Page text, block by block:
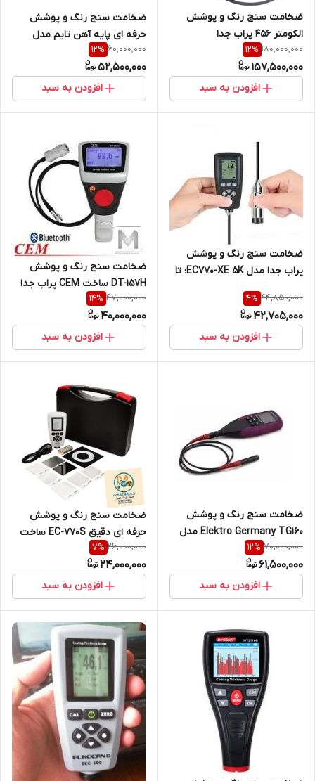
ضخامت سنج رنگ و پوشش
الکومتر 456 پراب جدا
A456CFBS+CF1S
180,000,000
12%
157,500,000
افزودن به سبد
ضخامت سنج رنگ و پوشش
حرفه ای پایه آهن تایم مدل
TIME TT220 ساخت کمپانی
TIME GROUP
60,000,000
12%
52,500,000
افزودن به سبد
ضخامت سنج رنگ و پوشش
پراب جدا مدل EC770-XE 5K؛ تا
5000 میکرون ( نمایندگی اصلی
جوش آزما تجهیز 09120741826)
44,850,000
4%
42,705,000
افزودن به سبد
ضخامت سنج رنگ و پوشش
DT-157H ساخت CEM پراب جدا
47,000,000
14%
40,000,000
افزودن به سبد
ضخامت سنج رنگ و پوشش
Elektro Germany TG160 مدل
پراب جدا ( نمایندگی اصلی جوش
آزما تجهیز )
70,000,000
12%
61,500,000
افزودن به سبد
ضخامت سنج رنگ و پوشش
حرفه ای دقیق EC-770S ساخت
کمپانی یووکسا- سنسور کره ای (
نمایندگی اصلی جوش آزما تجهیز
09120741826)
26,000,000
7%
24,000,000
افزودن به سبد